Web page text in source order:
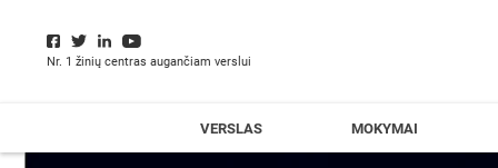
Nr. 1 žinių centras augančiam verslui
VERSLAS MOKYMAI